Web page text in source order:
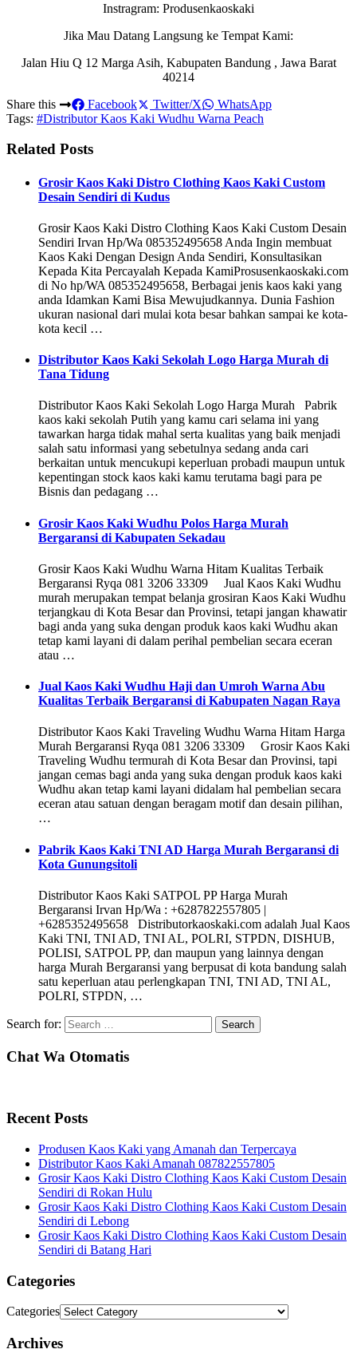
Instragram: Produsenkaoskaki
Jika Mau Datang Langsung ke Tempat Kami:
Jalan Hiu Q 12 Marga Asih, Kabupaten Bandung , Jawa Barat
40214
Share this
Facebook Twitter/X
WhatsApp
Tags: #Distributor Kaos Kaki Wudhu Warna Peach
Related Posts
Grosir Kaos Kaki Distro Clothing Kaos Kaki Custom
Desain Sendiri di Kudus
Grosir Kaos Kaki Distro Clothing Kaos Kaki Custom Desain
Sendiri Irvan Hp/Wa 085352495658 Anda Ingin membuat
Kaos Kaki Dengan Design Anda Sendiri, Konsultasikan
Kepada Kita Percayalah Kepada KamiProsusenkaoskaki.com
di No hp/WA 085352495658, Berbagai jenis kaos kaki yang
anda Idamkan Kami Bisa Mewujudkannya. Dunia Fashion
ukuran nasional dari mulai kota besar bahkan sampai ke kota-
kota kecil …
Distributor Kaos Kaki Sekolah Logo Harga Murah di
Tana Tidung
Distributor Kaos Kaki Sekolah Logo Harga Murah Pabrik
kaos kaki sekolah Putih yang kamu cari selama ini yang
tawarkan harga tidak mahal serta kualitas yang baik menjadi
salah satu informasi yang sebetulnya sedang anda cari
berkaitan untuk mencukupi keperluan probadi maupun untuk
kepentingan stock kaos kaki kamu terutama bagi para pe
Bisnis dan pedagang …
Grosir Kaos Kaki Wudhu Polos Harga Murah
Bergaransi di Kabupaten Sekadau
Grosir Kaos Kaki Wudhu Warna Hitam Kualitas Terbaik
Bergaransi Ryqa 081 3206 33309 Jual Kaos Kaki Wudhu
murah merupakan tempat belanja grosiran Kaos Kaki Wudhu
terjangkau di Kota Besar dan Provinsi, tetapi jangan khawatir
bagi anda yang suka dengan produk kaos kaki Wudhu akan
tetap kami layani di dalam perihal pembelian secara eceran
atau …
Jual Kaos Kaki Wudhu Haji dan Umroh Warna Abu
Kualitas Terbaik Bergaransi di Kabupaten Nagan Raya
Distributor Kaos Kaki Traveling Wudhu Warna Hitam Harga
Murah Bergaransi Ryqa 081 3206 33309 Grosir Kaos Kaki
Traveling Wudhu termurah di Kota Besar dan Provinsi, tapi
jangan cemas bagi anda yang suka dengan produk kaos kaki
Wudhu akan tetap kami layani didalam hal pembelian secara
eceran atau satuan dengan beragam motif dan desain pilihan,
…
Pabrik Kaos Kaki TNI AD Harga Murah Bergaransi di
Kota Gunungsitoli
Distributor Kaos Kaki SATPOL PP Harga Murah
Bergaransi Irvan Hp/Wa : +6287822557805 |
+6285352495658 Distributorkaoskaki.com adalah Jual Kaos
Kaki TNI, TNI AD, TNI AL, POLRI, STPDN, DISHUB,
POLISI, SATPOL PP, dan maupun yang lainnya dengan
harga Murah Bergaransi yang berpusat di kota bandung salah
satu keperluan atau perlengkapan TNI, TNI AD, TNI AL,
POLRI, STPDN, …
Search for:
Chat Wa Otomatis
Recent Posts
Produsen Kaos Kaki yang Amanah dan Terpercaya
Distributor Kaos Kaki Amanah 087822557805
Grosir Kaos Kaki Distro Clothing Kaos Kaki Custom Desain
Sendiri di Rokan Hulu
Grosir Kaos Kaki Distro Clothing Kaos Kaki Custom Desain
Sendiri di Lebong
Grosir Kaos Kaki Distro Clothing Kaos Kaki Custom Desain
Sendiri di Batang Hari
Categories
Categories
Archives